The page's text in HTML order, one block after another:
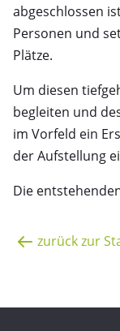
abgeschlossen
Personen und
Plätze.
Um diesen
begleiten und
im Vorfeld ein
der Aufstellung
Die
zurück zur